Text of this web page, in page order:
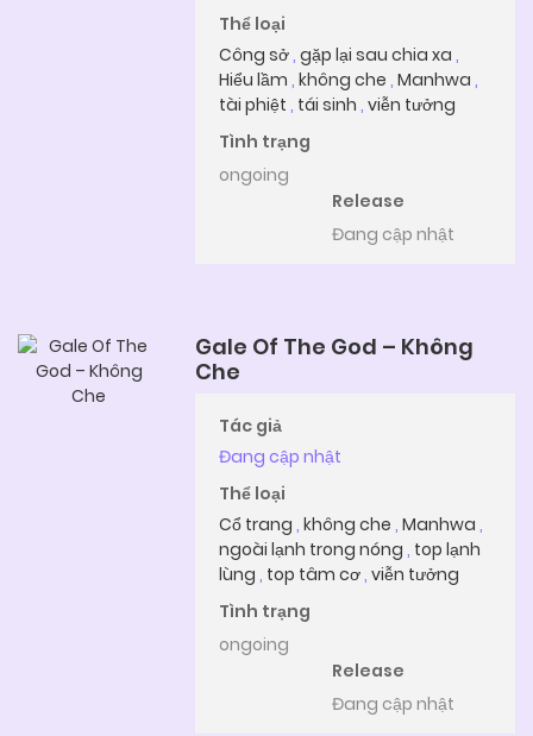
Thể loại
Công sở,gặp lại sau chia xa ,
Hiểu lầm ,không che ,Manhwa ,
tài phiệt , tái sinh ,viễn tưởng
Tình trạng
ongoing
Release
Đang cập nhật
Gale Of The God – Không
Che
Tác giả
Đang cập nhật
Thể loại
Cổ trang ,không che ,Manhwa ,
ngoài lạnh trong nóng , top lạnh
lùng , top tâm cơ,viễn tưởng
Tình trạng
ongoing
Release
Đang cập nhật